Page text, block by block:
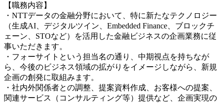
【職務内容】
・NTTデータの金融分野において、特に新たなテクノロジー
（生成AI、デジタルツイン、Embedded Finance、ブロックチ
ェーン、STOなど）を活用した金融ビジネスの企画業務に従
事いただきます。
・フォーサイトという担当名の通り、中期視点を持ちなが
ら、今後のビジネス領域の拡がりをイメージしながら、新規
企画の創発に取組みます。
・社内外関係者との調整、提案資料作成、お客様への提案、
関連サービス（コンサルティング等）提供など、企画実現の